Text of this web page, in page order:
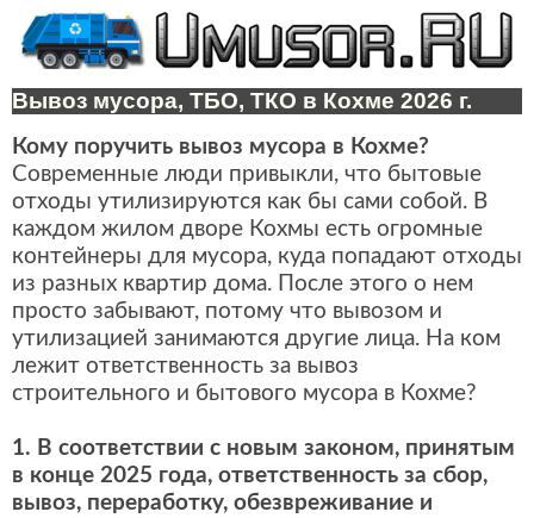
Вывоз мусора, ТБО, ТКО в Кохме 2026 г.
Кому поручить вывоз мусора в Кохме?
Современные люди привыкли, что бытовые
отходы утилизируются как бы сами собой. В
каждом жилом дворе Кохмы есть огромные
контейнеры для мусора, куда попадают отходы
из разных квартир дома. После этого о нем
просто забывают, потому что вывозом и
утилизацией занимаются другие лица. На ком
лежит ответственность за вывоз
строительного и бытового мусора в Кохме?
1. В соответствии с новым законом, принятым
в конце 2025 года, ответственность за сбор,
вывоз, переработку, обезвреживание и